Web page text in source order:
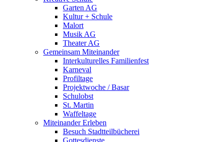
Garten AG
Kultur + Schule
Malort
Musik AG
Theater AG
Gemeinsam Miteinander
Interkulturelles Familienfest
Karneval
Profiltage
Projektwoche / Basar
Schulobst
St. Martin
Waffeltage
Miteinander Erleben
Besuch Stadtteilbücherei
Gottesdienste